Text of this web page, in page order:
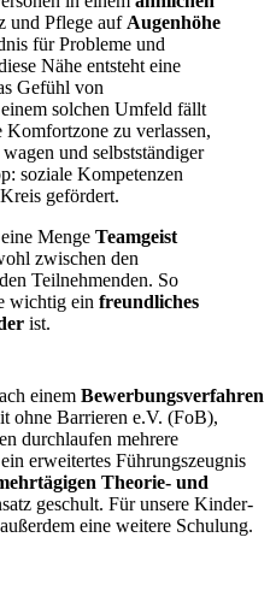
und Pflege auf Augenhöhe
für Probleme und
Nähe entsteht eine
Gefühl von
solchen Umfeld fällt
Komfortzone zu verlassen,
und selbstständiger
soziale Kompetenzen
gefördert.
Menge Teamgeist
zwischen den
Teilnehmenden. So
wichtig ein freundliches
ist.
einem Bewerbungsverfahren
ohne Barrieren e.V. (FoB),
durchlaufen mehrere
erweitertes Führungszeugnis
Theorie- und
geschult. Für unsere Kinder-
eine weitere Schulung.